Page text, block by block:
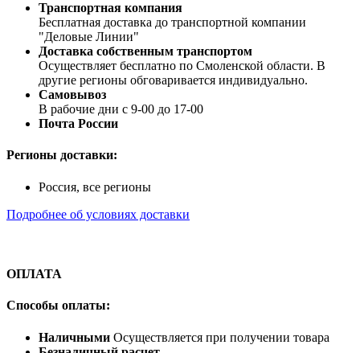
Транспортная компания
Бесплатная доставка до транспортной компании
"Деловые Линии"
Доставка собственным транспортом
Осуществляет бесплатно по Смоленской области. В
другие регионы обговаривается индивидуально.
Самовывоз
В рабочие дни с 9-00 до 17-00
Почта России
Регионы доставки:
Россия, все регионы
Подробнее об условиях доставки
ОПЛАТА
Способы оплаты:
Наличными Осуществляется при получении товара